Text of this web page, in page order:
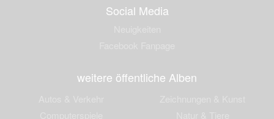
Social Media
weitere öffentliche Alben